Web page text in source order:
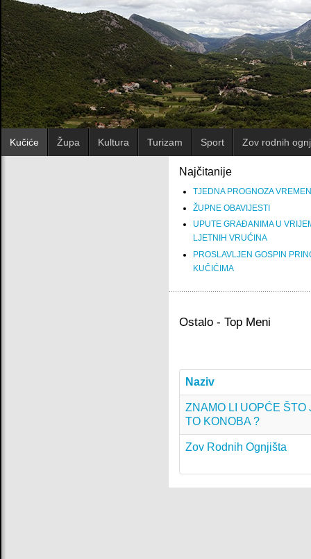
Kučiće Župa Kultura Turizam Sport Zov rodnih
Najčitanije
TJEDNA PROGNOZA
ŽUPNE OBAVIJESTI
UPUTE GRAĐANIMA U
LJETNIH VRUĆINA
PROSLAVLJEN GOSPIN
KUČIĆIMA
Ostalo - Top Meni
Naziv
ZNAMO LI UOPĆE ŠTO
TO KONOBA ?
Zov Rodnih Ognjišta